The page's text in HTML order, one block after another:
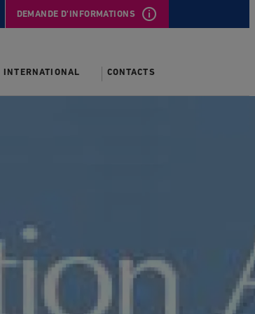
DEMANDE D'INFORMATIONS
INTERNATIONAL CONTACTS